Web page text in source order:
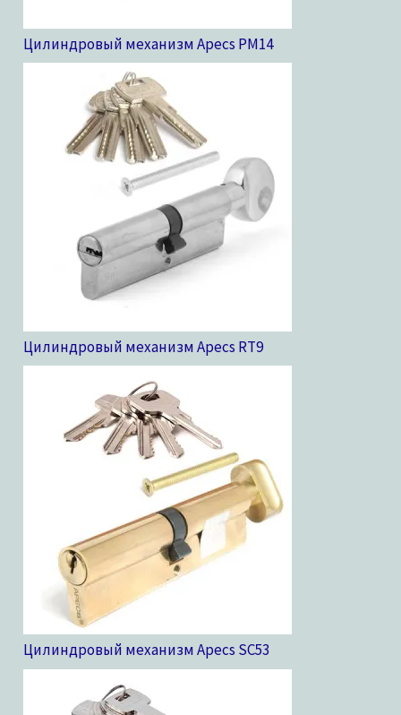
Цилиндровый механизм Apecs PM14
Цилиндровый механизм Apecs RT9
Цилиндровый механизм Apecs SC53